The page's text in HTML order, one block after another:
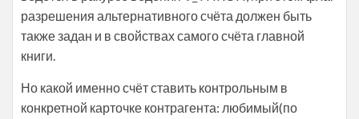
разрешения альтернативного счёта должен быть
также задан и в свойствах самого счёта главной
книги.
Но какой именно счёт ставить контрольным в
конкретной карточке контрагента: любимый(по